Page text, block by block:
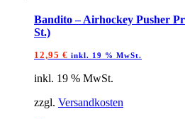
Bandito – Airhockey Pusher
St.)
12,95 € inkl. 19 % MwSt.
inkl. 19 % MwSt.
zzgl. Versandkosten